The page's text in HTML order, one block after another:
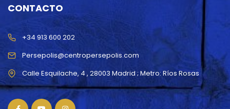
CONTACTO
Persepolis@centropersepolis.com
+34 913 600 202